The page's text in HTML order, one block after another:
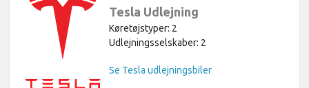
Tesla Udlejning
Køretøjstyper: 2
Udlejningsselskaber: 2
Se Tesla udlejningsbiler